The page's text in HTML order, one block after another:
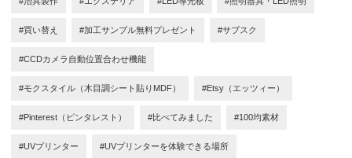
#買い替え #加工サンプル無料プレゼント #サブスク
#CCDカメラ自動位置合わせ機能
#モクスタイル（木目調シート貼りMDF） #Etsy（エッツィー）
#Pinterest（ピンタレスト） #比べてみました #100均素材
#UVプリンター #UVプリンターを体験できる場所